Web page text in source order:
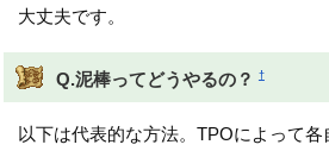
大丈夫です。
Q.泥棒ってどうやるの？ †
以下は代表的な方法。TPOによって各